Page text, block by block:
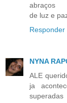
abraços
de luz e
Responder
NYNA
ALE
ja